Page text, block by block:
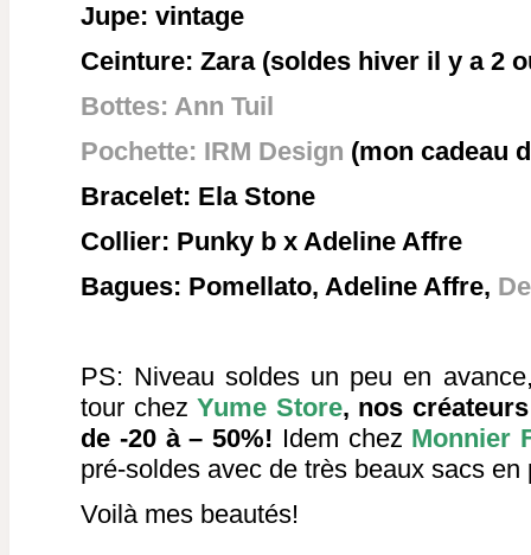
Jupe: vintage
Ceinture: Zara (soldes hiver il y a 2
Bottes: Ann Tuil
Pochette: IRM Design (mon cadeau
Bracelet: Ela Stone
Collier: Punky b x Adeline Affre
Bagues: Pomellato, Adeline Affre,
PS: Niveau soldes un peu en
tour chez Yume Store, nos
de -20 à – 50%! Idem chez Monnier
pré-soldes avec de très beaux sacs en
Voilà mes beautés!